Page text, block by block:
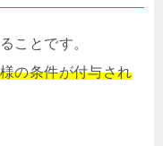
ことです。
の条件が付与され